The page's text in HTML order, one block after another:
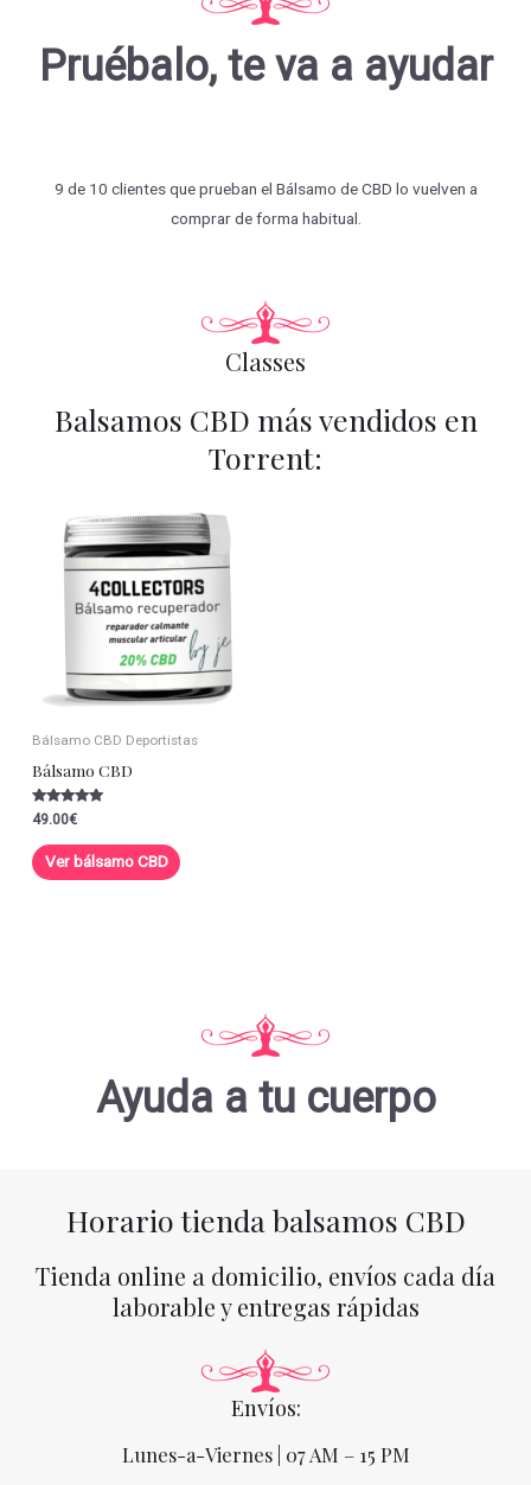
Pruébalo, te va a ayudar
9 de 10 clientes que prueban el Bálsamo de CBD lo vuelven a
comprar de forma habitual.
Classes
Balsamos CBD más vendidos en
Torrent:
Bálsamo CBD Deportistas
Bálsamo CBD
Valorado con
5.00
de 5
49.00€
Ver bálsamo CBD
Ayuda a tu cuerpo
Horario tienda balsamos CBD
Tienda online a domicilio, envíos cada día
laborable y entregas rápidas
Envíos:
Lunes-a-Viernes | 07 AM – 15 PM